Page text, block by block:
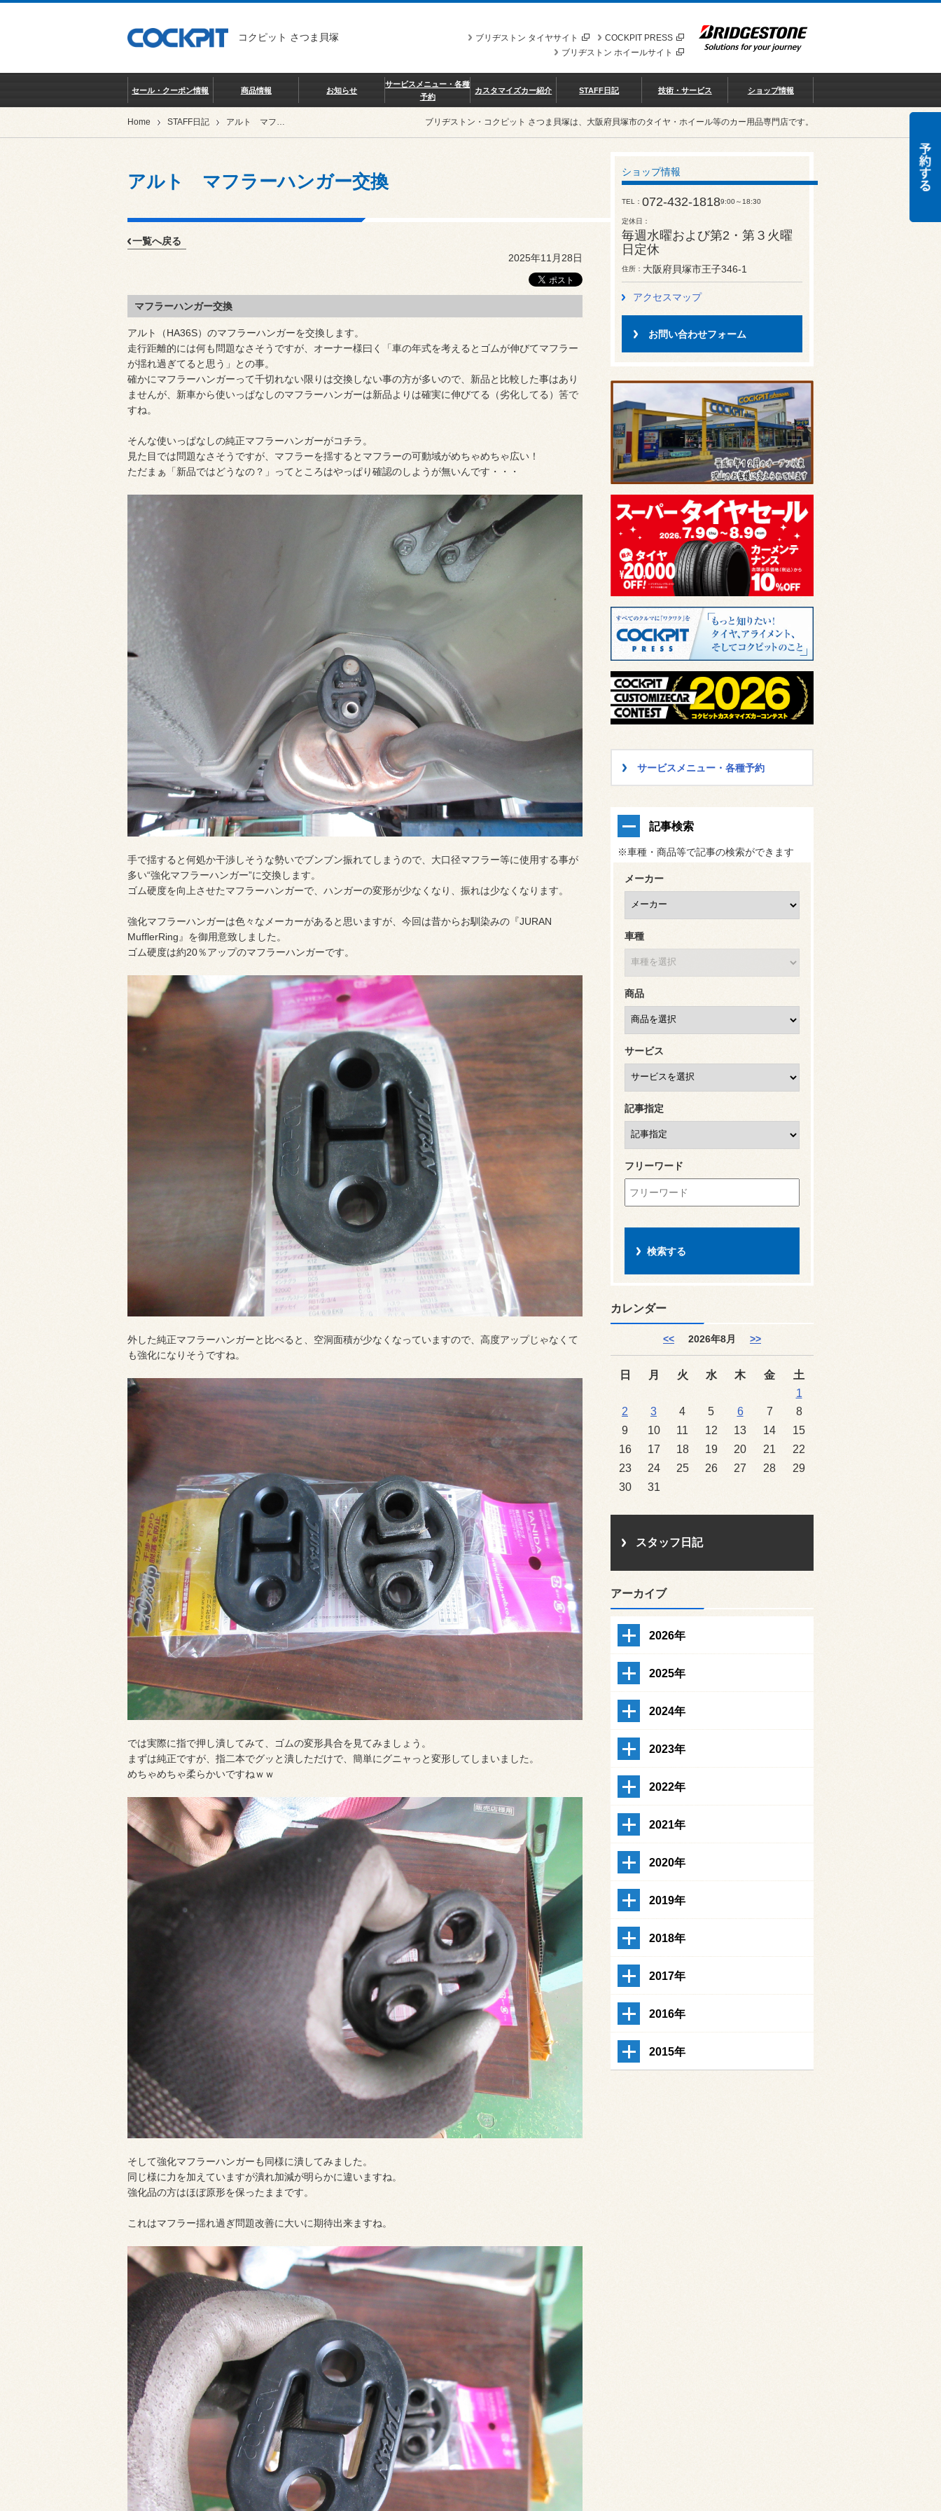
コクピット さつま貝塚 COCKPIT PRESS
ブリヂストン タイヤサイト
ブリヂストン ホイールサイト
セール・クーポン情報 商品情報 お知らせ
サービスメニュー・各種
予約
カスタマイズカー紹介 STAFF日記 技術・サービス ショップ情報
Home STAFF日記 アルト マフラーハンガー交換 ブリヂストン・コクピット さつま貝塚は、大阪府貝塚市のタイヤ・ホイール等のカー用品専門店です。
アルト マフラーハンガー交換
一覧へ戻る
2025年11月28日
マフラーハンガー交換
アルト（HA36S）のマフラーハンガーを交換します。
走行距離的には何も問題なさそうですが、オーナー様曰く「車の年式を考えるとゴムが伸びてマフラー
が揺れ過ぎてると思う」との事。
確かにマフラーハンガーって千切れない限りは交換しない事の方が多いので、新品と比較した事はあり
ませんが、新車から使いっぱなしのマフラーハンガーは新品よりは確実に伸びてる（劣化してる）筈で
すね。
そんな使いっぱなしの純正マフラーハンガーがコチラ。
見た目では問題なさそうですが、マフラーを揺するとマフラーの可動域がめちゃめちゃ広い！
ただまぁ「新品ではどうなの？」ってところはやっぱり確認のしようが無いんです・・・
手で揺すると何処か干渉しそうな勢いでブンブン振れてしまうので、大口径マフラー等に使用する事が
多い“強化マフラーハンガー”に交換します。
ゴム硬度を向上させたマフラーハンガーで、ハンガーの変形が少なくなり、振れは少なくなります。
強化マフラーハンガーは色々なメーカーがあると思いますが、今回は昔からお馴染みの『JURAN
MufflerRing』を御用意致しました。
ゴム硬度は約20％アップのマフラーハンガーです。
外した純正マフラーハンガーと比べると、空洞面積が少なくなっていますので、高度アップじゃなくて
も強化になりそうですね。
では実際に指で押し潰してみて、ゴムの変形具合を見てみましょう。
まずは純正ですが、指二本でグッと潰しただけで、簡単にグニャっと変形してしまいました。
めちゃめちゃ柔らかいですねｗｗ
そして強化マフラーハンガーも同様に潰してみました。
同じ様に力を加えていますが潰れ加減が明らかに違いますね。
強化品の方はほぼ原形を保ったままです。
これはマフラー揺れ過ぎ問題改善に大いに期待出来ますね。
ショップ情報
TEL 072-432-18189:00～18:30
定休日
毎週水曜および第2・第３火曜
日定休
住所 大阪府貝塚市王子346-1
アクセスマップ
お問い合わせフォーム
サービスメニュー・各種予約
記事検索
※車種・商品等で記事の検索ができます
メーカー
車種
商品
サービス
記事指定
フリーワード
カレンダー
<< 2026年8月 >>
日 月 火 水 木 金
土
1
2
3 4 5 6 7
8
9
10 11 12 13 14
15
16
17 18 19 20 21
22
23
24 25 26 27 28
29
30
31
スタッフ日記
アーカイブ
2026年
2025年
2024年
2023年
2022年
2021年
2020年
2019年
2018年
2017年
2016年
2015年